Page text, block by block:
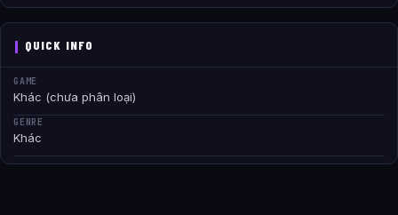
QUICK INFO
GAME
Khác (chưa phân loại)
GENRE
Khác